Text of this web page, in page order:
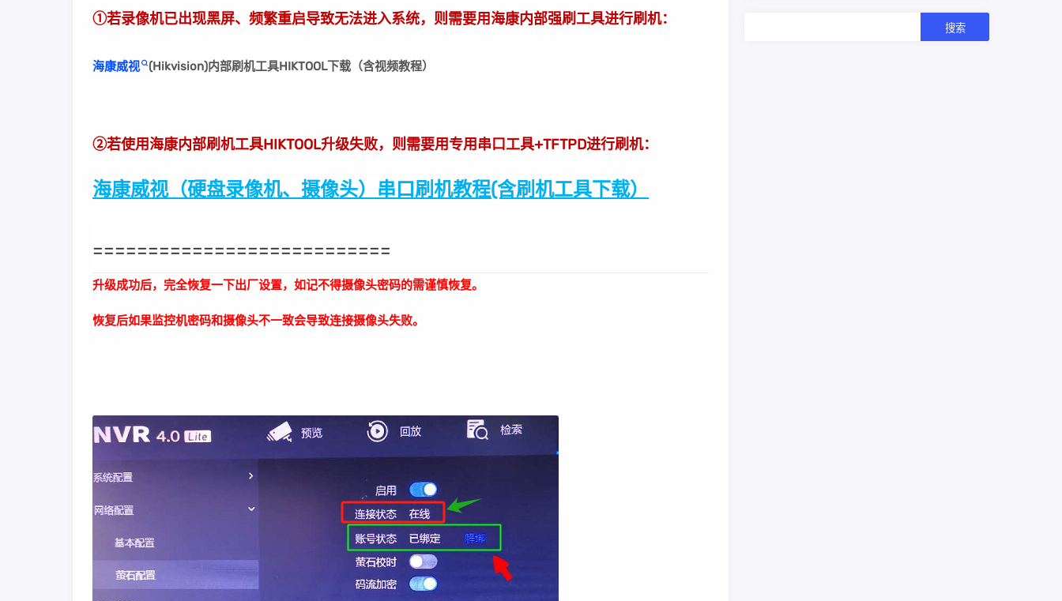
①若录像机已出现黑屏、频繁重启导致无法进入系统，则需要用海康内部强刷工具进行刷机：
海康威视 (Hikvision)内部刷机工具HIKTOOL下载（含视频教程）
②若使用海康内部刷机工具HIKTOOL升级失败，则需要用专用串口工具+TFTPD进行刷机：
海康威视（硬盘录像机、摄像头）串口刷机教程(含刷机工具下载）
===========================
升级成功后，完全恢复一下出厂设置，如记不得摄像头密码的需谨慎恢复。
恢复后如果监控机密码和摄像头不一致会导致连接摄像头失败。